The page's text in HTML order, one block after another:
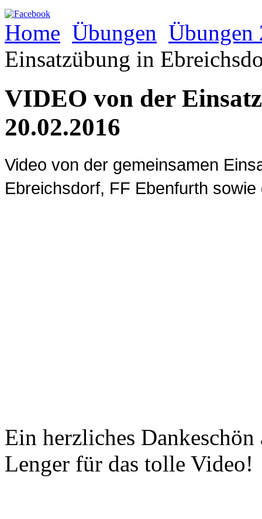
Home Übungen Übungen
Einsatzübung in
VIDEO von der
20.02.2016
Video von der gemeinsamen
Ebreichsdorf, FF Ebenfurth
Ein herzliches
Lenger für das tolle Video!